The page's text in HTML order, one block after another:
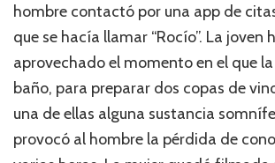
hombre contactó por una app de
que se hacía llamar “Rocío”. La joven
aprovechado el momento en el que
baño, para preparar dos copas de
una de ellas alguna sustancia
provocó al hombre la pérdida de